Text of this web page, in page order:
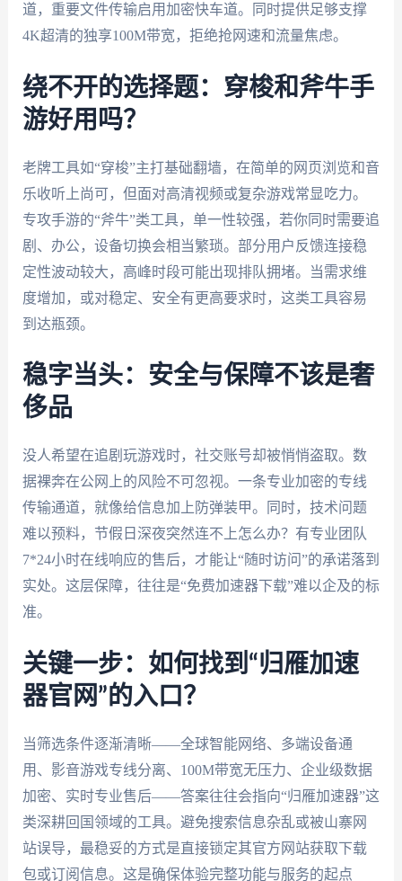
道，重要文件传输启用加密快车道。同时提供足够支撑
4K超清的独享100M带宽，拒绝抢网速和流量焦虑。
绕不开的选择题：穿梭和斧牛手
游好用吗？
老牌工具如“穿梭”主打基础翻墙，在简单的网页浏览和音
乐收听上尚可，但面对高清视频或复杂游戏常显吃力。
专攻手游的“斧牛”类工具，单一性较强，若你同时需要追
剧、办公，设备切换会相当繁琐。部分用户反馈连接稳
定性波动较大，高峰时段可能出现排队拥堵。当需求维
度增加，或对稳定、安全有更高要求时，这类工具容易
到达瓶颈。
稳字当头：安全与保障不该是奢
侈品
没人希望在追剧玩游戏时，社交账号却被悄悄盗取。数
据裸奔在公网上的风险不可忽视。一条专业加密的专线
传输通道，就像给信息加上防弹装甲。同时，技术问题
难以预料，节假日深夜突然连不上怎么办？有专业团队
7*24小时在线响应的售后，才能让“随时访问”的承诺落到
实处。这层保障，往往是“免费加速器下载”难以企及的标
准。
关键一步：如何找到“归雁加速
器官网”的入口？
当筛选条件逐渐清晰——全球智能网络、多端设备通
用、影音游戏专线分离、100M带宽无压力、企业级数据
加密、实时专业售后——答案往往会指向“归雁加速器”这
类深耕回国领域的工具。避免搜索信息杂乱或被山寨网
站误导，最稳妥的方式是直接锁定其官方网站获取下载
包或订阅信息。这是确保体验完整功能与服务的起点